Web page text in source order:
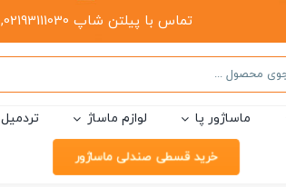
تماس با پیلتن شاپ 02193111030, 09304448548, 09212353058
ماساژور پا لوازم ماساژ تردمیل
خرید قسطی صندلی ماساژور